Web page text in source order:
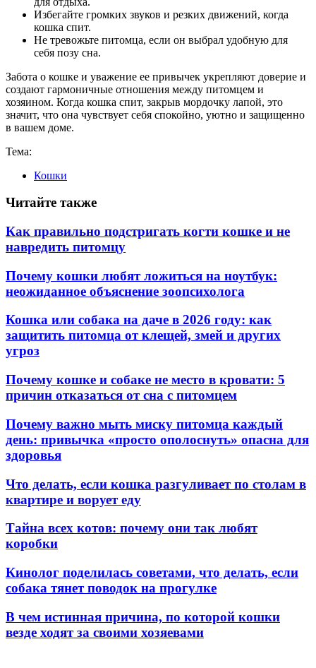
Избегайте громких звуков и резких движений, когда
кошка спит.
Не тревожьте питомца, если он выбрал удобную для
себя позу сна.
Забота о кошке и уважение ее привычек укрепляют доверие и
создают гармоничные отношения между питомцем и
хозяином. Когда кошка спит, закрыв мордочку лапой, это
значит, что она чувствует себя спокойно, уютно и защищенно
в вашем доме.
Тема:
Кошки
Читайте также
Как правильно подстригать когти кошке и не
навредить питомцу
Почему кошки любят ложиться на ноутбук:
неожиданное объяснение зоопсихолога
Кошка или собака на даче в 2026 году: как
защитить питомца от клещей, змей и других
угроз
Почему кошке и собаке не место в кровати: 5
причин отказаться от сна с питомцем
Почему важно мыть миску питомца каждый
день: привычка «просто ополоснуть» опасна для
здоровья
Что делать, если кошка разгуливает по столам в
квартире и ворует еду
Тайна всех котов: почему они так любят
коробки
Кинолог поделилась советами, что делать, если
собака тянет поводок на прогулке
В чем истинная причина, по которой кошки
везде ходят за своими хозяевами